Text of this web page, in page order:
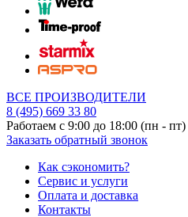
ВСЕ ПРОИЗВОДИТЕЛИ
8 (495) 669 33 80
Работаем с 9:00 до 18:00 (пн - пт)
Заказать обратный звонок
Как сэкономить?
Сервис и услуги
Оплата и доставка
Контакты